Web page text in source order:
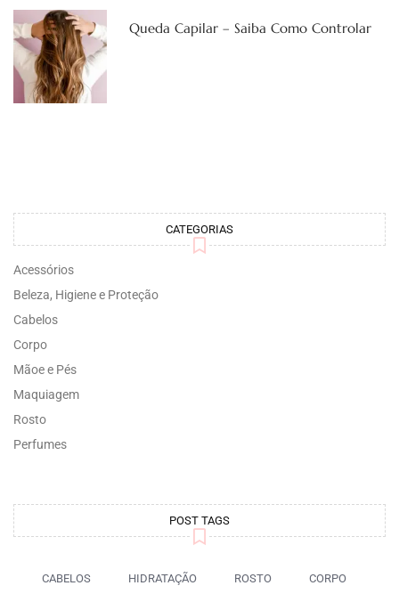
Queda Capilar – Saiba Como Controlar
CATEGORIAS
Acessórios
Beleza, Higiene e Proteção
Cabelos
Corpo
Mãoe e Pés
Maquiagem
Rosto
Perfumes
POST TAGS
CABELOS HIDRATAÇÃO ROSTO CORPO